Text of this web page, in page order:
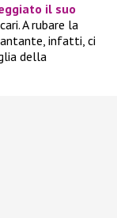
il suo
A rubare la
infatti, ci
della